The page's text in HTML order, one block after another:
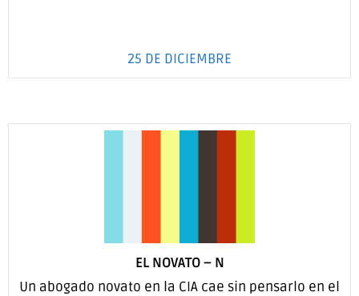
25 DE DICIEMBRE
EL NOVATO–N
Un abogado novato en la CIA cae sin pensarlo en el